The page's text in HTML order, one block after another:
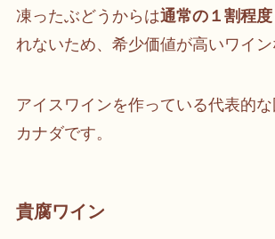
凍ったぶどうからは通常の１割程度
れないため、希少価値が高いワイン
アイスワインを作っている代表的な
カナダです。
貴腐ワイン